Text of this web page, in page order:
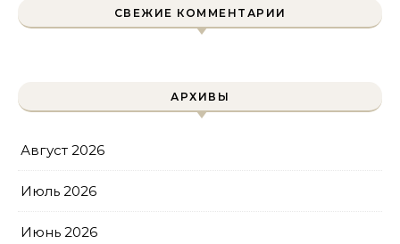
СВЕЖИЕ КОММЕНТАРИИ
АРХИВЫ
Август 2026
Июль 2026
Июнь 2026